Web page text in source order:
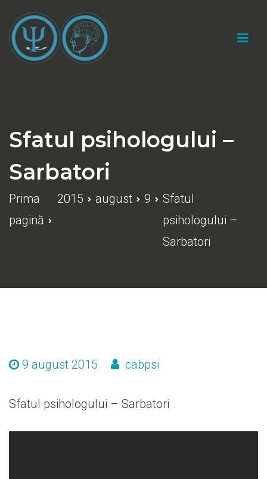
conținut
Sfatul psihologului –
Sarbatori
Prima
pagină
2015 august 9
Sfatul
psihologului –
Sarbatori
9 august 2015 cabpsi
Sfatul psihologului – Sarbatori